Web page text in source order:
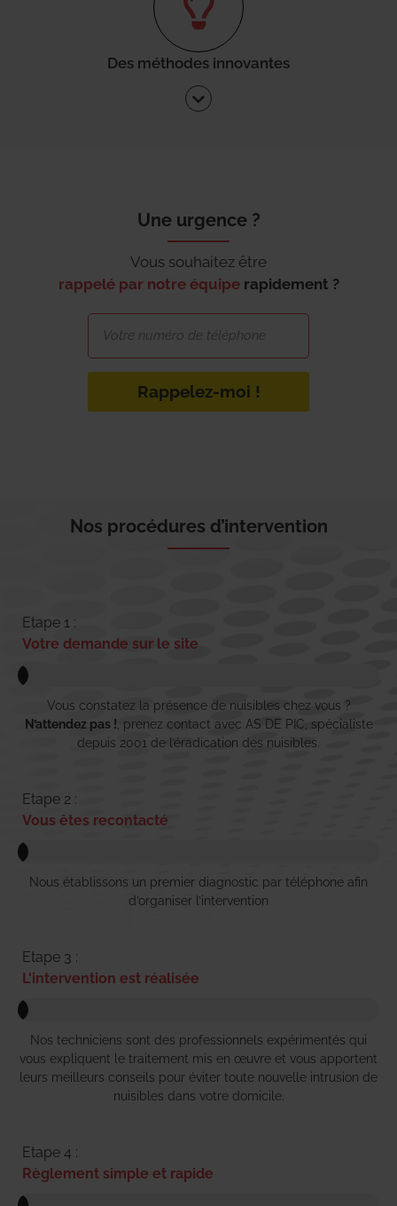
Des méthodes innovantes
Une urgence ?
Vous souhaitez être
rappelé par notre équipe rapidement ?
Rappelez-moi !
Nos procédures d’intervention
Etape 1 :
Votre demande sur le site
Vous constatez la présence de nuisibles chez vous ?
N’attendez pas ! , prenez contact avec AS DE PIC, spécialiste
depuis 2001 de l’éradication des nuisibles.
Etape 2 :
Vous êtes recontacté
Nous établissons un premier diagnostic par téléphone afin
d’organiser l’intervention
Etape 3 :
L'intervention est réalisée
Nos techniciens sont des professionnels expérimentés qui
vous expliquent le traitement mis en œuvre et vous apportent
leurs meilleurs conseils pour éviter toute nouvelle intrusion de
nuisibles dans votre domicile.
Etape 4 :
Règlement simple et rapide